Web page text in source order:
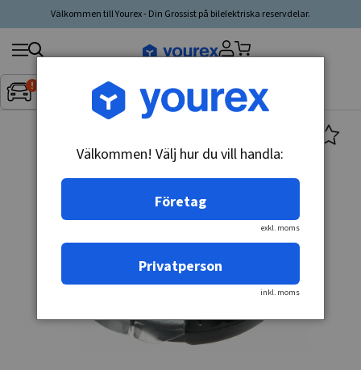
Välkommen till Yourex - Din Grossist på bilelektriska reservdelar.
Inget fordon valt▼
Sök
produkt,
tillverkare,
Välkommen! Välj hur du vill handla:
Företag
exkl. moms
Privatperson
inkl. moms